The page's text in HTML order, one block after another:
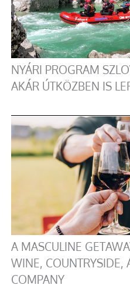
NYÁRI PROGRAM
AKÁR ÚTKÖZBEN IS
A MASCULINE
WINE, COUNTRYSIDE,
COMPANY